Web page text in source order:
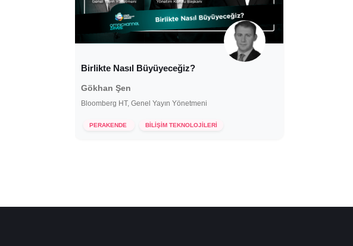
Birlikte Nasıl Büyüyeceğiz?
Gökhan Şen
Bloomberg HT, Genel Yayın Yönetmeni
PERAKENDE BİLİŞİM TEKNOLOJİLERİ